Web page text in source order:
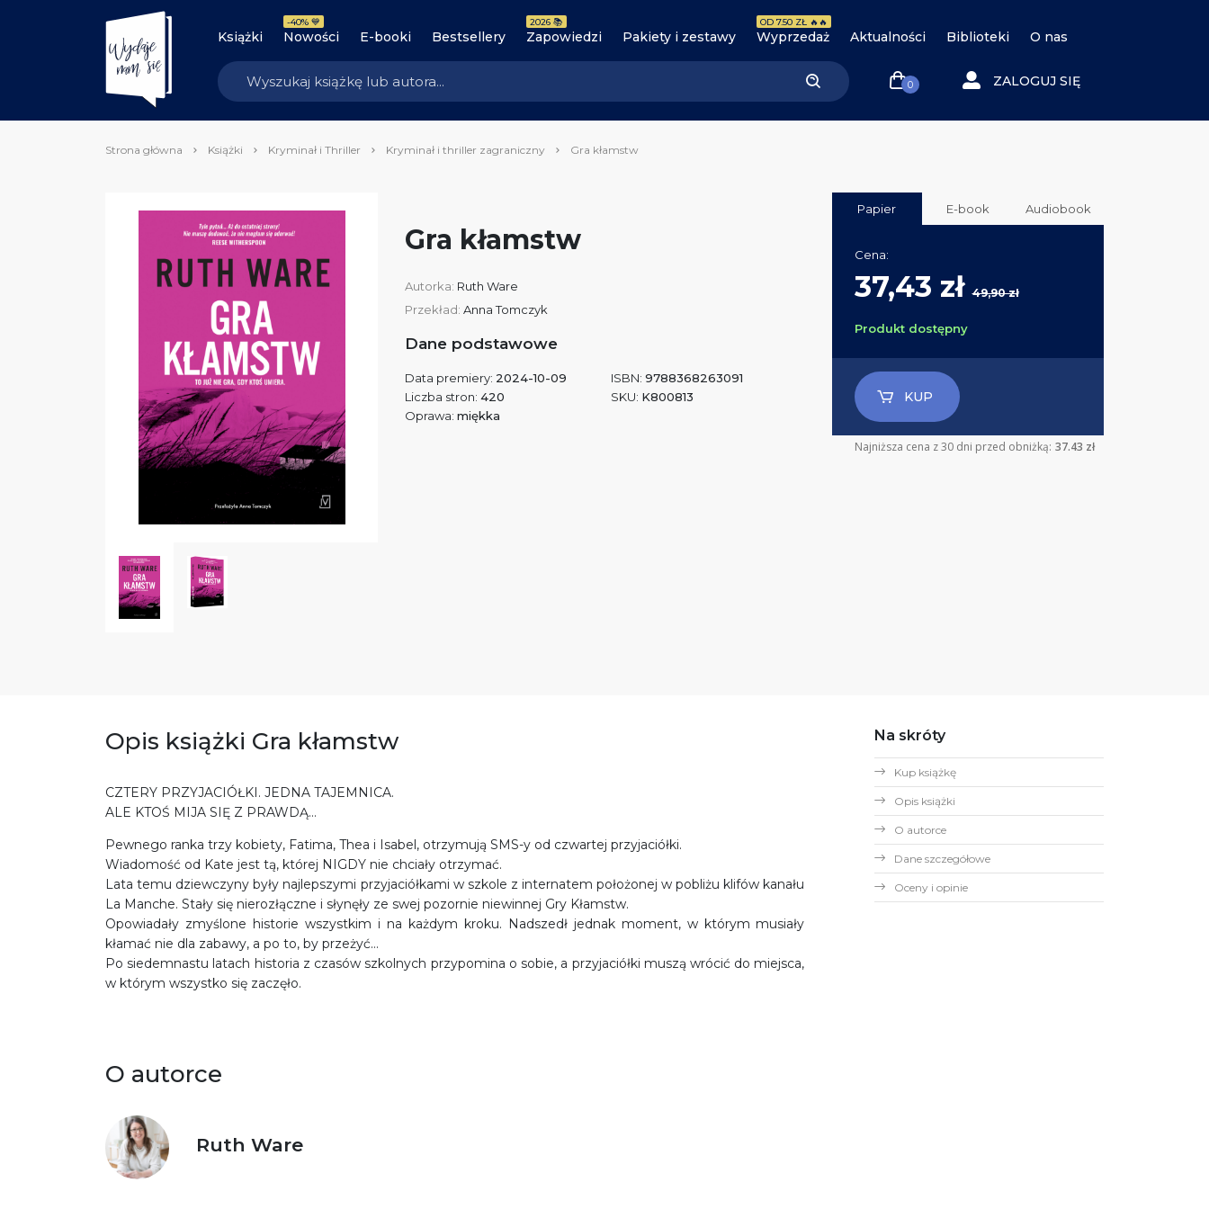
Książki Nowości
-40% 💙
E-booki Bestsellery Zapowiedzi
2026 📚
Pakiety i zestawy Wyprzedaż
OD 7.50 ZŁ 🔥🔥
Aktualności Biblioteki O nas
0 ZALOGUJ SIĘ
Strona główna Książki Kryminał i Thriller Kryminał i thriller zagraniczny Gra kłamstw
Gra kłamstw
Autorka: Ruth Ware
Przekład: Anna Tomczyk
Dane podstawowe
Data premiery: 2024-10-09
Liczba stron: 420
Oprawa: miękka
ISBN: 9788368263091
SKU: K800813
Papier E-book Audiobook
Cena:
37,43 zł49,90 zł
Produkt dostępny
KUP
Najniższa cena z 30 dni przed obniżką: 37.43 zł
Opis książki Gra kłamstw
CZTERY PRZYJACIÓŁKI. JEDNA TAJEMNICA.
ALE KTOŚ MIJA SIĘ Z PRAWDĄ…
Pewnego ranka trzy kobiety, Fatima, Thea i Isabel, otrzymują SMS-y od czwartej przyjaciółki.
Wiadomość od Kate jest tą, której NIGDY nie chciały otrzymać.
Lata temu dziewczyny były najlepszymi przyjaciółkami w szkole z internatem położonej w pobliżu klifów kanału
La Manche. Stały się nierozłączne i słynęły ze swej pozornie niewinnej Gry Kłamstw.
Opowiadały zmyślone historie wszystkim i na każdym kroku. Nadszedł jednak moment, w którym musiały
kłamać nie dla zabawy, a po to, by przeżyć…
Po siedemnastu latach historia z czasów szkolnych przypomina o sobie, a przyjaciółki muszą wrócić do miejsca,
w którym wszystko się zaczęło.
O autorce
Ruth Ware
Na skróty
Kup książkę
Opis książki
O autorce
Dane szczegółowe
Oceny i opinie